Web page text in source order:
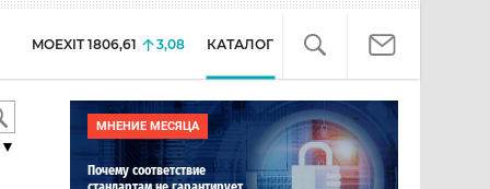
MOEXIT 1806,61 3,08 КАТАЛОГ
МНЕНИЕ МЕСЯЦА
Почему соответствие